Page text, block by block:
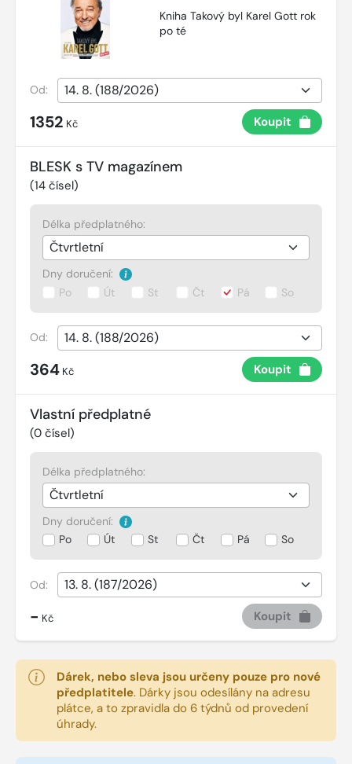
Kniha Takový byl Karel Gott rok
po té
Od:
1352 Kč Koupit
BLESK s TV magazínem
(14 čísel)
Délka předplatného:
Dny doručení:
Po
Út St Čt Pá So
Od:
364 Kč Koupit
Vlastní předplatné
(0 čísel)
Délka předplatného:
Dny doručení:
Po
Út St Čt Pá So
Od:
- Kč Koupit
Dárek, nebo sleva jsou určeny pouze pro nové
předplatitele. Dárky jsou odesílány na adresu
plátce, a to zpravidla do 6 týdnů od provedení
úhrady.